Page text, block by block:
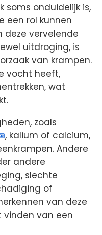
soms onduidelijk is,
een rol kunnen
deze vervelende
uitdroging, is
van krampen.
vocht heeft,
wat
zoals
, kalium of calcium,
Andere
andere
slechte
of
van deze
vinden van een